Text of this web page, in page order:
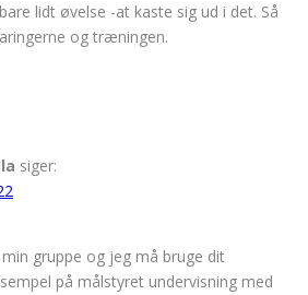
lidt øvelse -at kaste sig ud i det. Så
og træningen.
siger:
gruppe og jeg må bruge dit
på målstyret undervisning med